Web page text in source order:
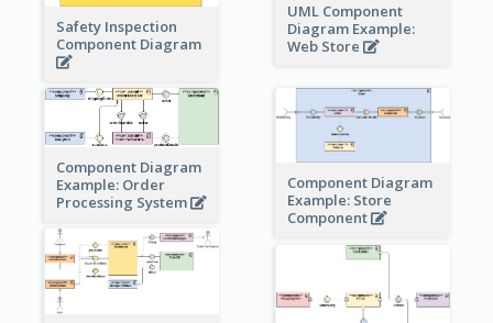
Safety Inspection
Component Diagram
UML Component
Diagram Example:
Web Store
Component Diagram
Example: Order
Processing System
Component Diagram
Example: Store
Component